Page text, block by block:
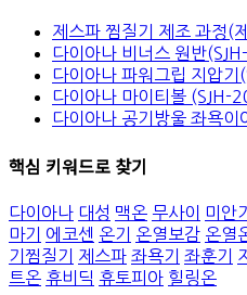
제스파 찜질기 제조 과정(
다이아나 비너스 원반
다이아나 파워그립 지압
다이아나 마이티볼 (SJH-
다이아나 공기방울 좌욕
핵심 키워드로 찾기
다이아나 대성 맥온 무사이 미안기
마기
에코센 온기 온열보감 온열
기찜질기
제스파 좌욕기 좌훈기
트온 휴비딕 휴토피아 힐링온